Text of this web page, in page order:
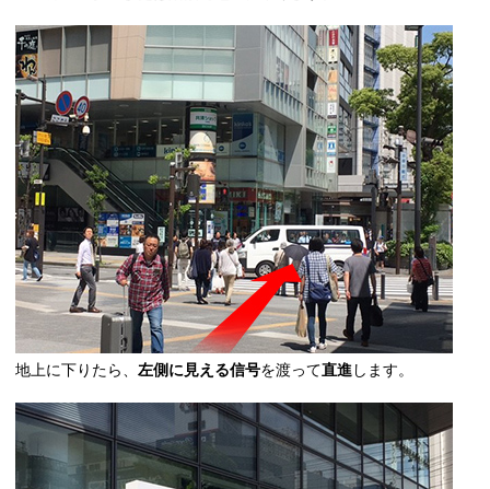
地上に下りたら、 左側に見える信号を渡って直進します。